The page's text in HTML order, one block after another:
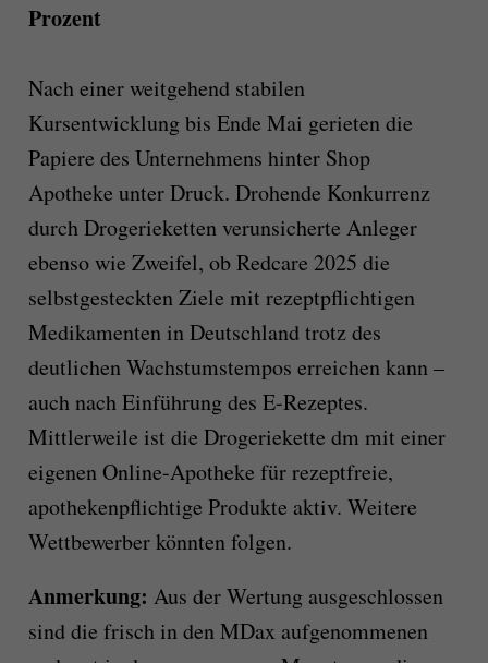
Prozent
Nach einer weitgehend stabilen
Kursentwicklung bis Ende Mai gerieten die
Papiere des Unternehmens hinter Shop
Apotheke unter Druck. Drohende Konkurrenz
durch Drogerieketten verunsicherte Anleger
ebenso wie Zweifel, ob Redcare 2025 die
selbstgesteckten Ziele mit rezeptpflichtigen
Medikamenten in Deutschland trotz des
deutlichen Wachstumstempos erreichen kann –
auch nach Einführung des E-Rezeptes.
Mittlerweile ist die Drogeriekette dm mit einer
eigenen Online-Apotheke für rezeptfreie,
apothekenpflichtige Produkte aktiv. Weitere
Wettbewerber könnten folgen.
Anmerkung: Aus der Wertung ausgeschlossen
sind die frisch in den MDax aufgenommenen